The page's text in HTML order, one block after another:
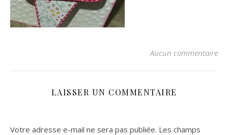
Aucun commentaire
LAISSER UN COMMENTAIRE
Votre adresse e-mail ne sera pas publiée. Les champs